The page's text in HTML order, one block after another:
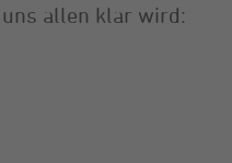
allen klar wird: